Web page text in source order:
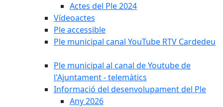
Actes del Ple 2024
Vídeoactes
Ple accessible
Ple municipal canal YouTube RTV Cardedeu
Ple municipal al canal de Youtube de
l'Ajuntament - telemàtics
Informació del desenvolupament del Ple
Any 2026